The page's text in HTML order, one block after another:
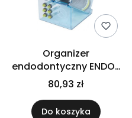
Organizer
endodontyczny ENDO-
STATION GO EASY 2
80,93 zł
Do koszyka